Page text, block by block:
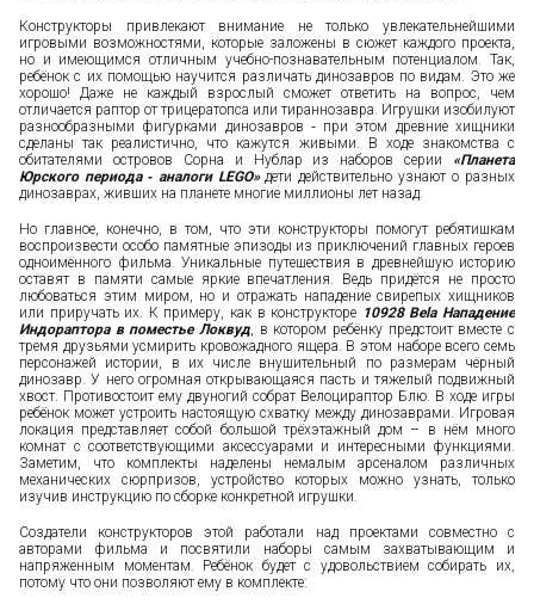
Конструкторы привлекают внимание не только увлекательнейшими
игровыми возможностями, которые заложены в сюжет каждого проекта,
но и имеющимся отличным учебно-познавательным потенциалом. Так,
ребёнок с их помощью научится различать динозавров по видам. Это же
хорошо! Даже не каждый взрослый сможет ответить на вопрос, чем
отличается раптор от трицератопса или тираннозавра. Игрушки изобилуют
разнообразными фигурками динозавров ‑ при этом древние хищники
сделаны так реалистично, что кажутся живыми. В ходе знакомства с
обитателями островов Сорна и Нублар из наборов серии «Планета
Юрского периода ‑ аналоги LEGO»дети действительно узнают о разных
динозаврах, живших на планете многие миллионы лет назад.
Но главное, конечно, в том, что эти конструкторы помогут ребятишкам
воспроизвести особо памятные эпизоды из приключений главных героев
одноимённого фильма. Уникальные путешествия в древнейшую историю
оставят в памяти самые яркие впечатления. Ведь придётся не просто
любоваться этим миром, но и отражать нападение свирепых хищников
или приручать их. К примеру, как в конструкторе 10928 Bela Нападение
Индораптора в поместье Локвуд, в котором ребёнку предстоит вместе с
тремя друзьями усмирить кровожадного ящера. В этом наборе всего семь
персонажей истории, в их числе внушительный по размерам чёрный
динозавр. У него огромная открывающаяся пасть и тяжелый подвижный
хвост. Противостоит ему двуногий собрат Велоцираптор Блю. В ходе игры
ребёнок может устроить настоящую схватку между динозаврами. Игровая
локация представляет собой большой трёхэтажный дом – в нём много
комнат с соответствующими аксессуарами и интересными функциями.
Заметим, что комплекты наделены немалым арсеналом различных
механических сюрпризов, устройство которых можно узнать, только
изучив инструкцию по сборке конкретной игрушки.
Создатели конструкторов этой работали над проектами совместно с
авторами фильма и посвятили наборы самым захватывающим и
напряженным моментам. Ребёнок будет с удовольствием собирать их,
потому что они позволяют ему в комплекте: